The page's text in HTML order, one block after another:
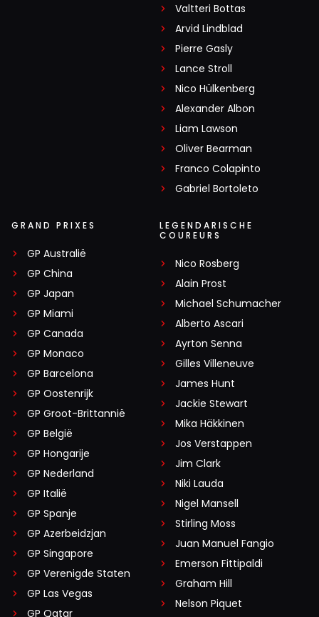
Valtteri Bottas
Arvid Lindblad
Pierre Gasly
Lance Stroll
Nico Hülkenberg
Alexander Albon
Liam Lawson
Oliver Bearman
Franco Colapinto
Gabriel Bortoleto
GRAND PRIXES
GP Australië
GP China
GP Japan
GP Miami
GP Canada
GP Monaco
GP Barcelona
GP Oostenrijk
GP Groot-Brittannië
GP België
GP Hongarije
GP Nederland
GP Italië
GP Spanje
GP Azerbeidzjan
GP Singapore
GP Verenigde Staten
GP Las Vegas
GP Qatar
LEGENDARISCHE
COUREURS
Nico Rosberg
Alain Prost
Michael Schumacher
Alberto Ascari
Ayrton Senna
Gilles Villeneuve
James Hunt
Jackie Stewart
Mika Häkkinen
Jos Verstappen
Jim Clark
Niki Lauda
Nigel Mansell
Stirling Moss
Juan Manuel Fangio
Emerson Fittipaldi
Graham Hill
Nelson Piquet